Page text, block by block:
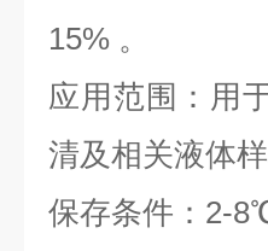
15% 。
应用范围：用
清及相关液体样
保存条件：2-